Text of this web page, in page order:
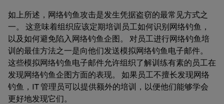
如上所述，网络钓鱼攻击是发生凭据盗窃的最常见方式之
一。 这意味着组织应该定期培训员工如何识别网络钓鱼，
以及如何避免陷入网络钓鱼企图。 对员工进行网络钓鱼培
训的最佳方法之一是向他们发送模拟网络钓鱼电子邮件。
这些模拟网络钓鱼电子邮件允许组织了解训练有素的员工在
发现网络钓鱼企图方面的表现。 如果员工不擅长发现网络
钓鱼，IT 管理员可以提供额外的培训，以便他们能够学会
更好地发现它们。